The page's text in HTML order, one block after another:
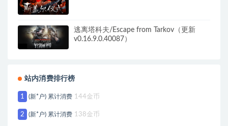
逃离塔科夫/Escape from Tarkov（更新
v0.16.9.0.40087）
站内消费排行榜
1 (新*户) 累计消费 144金币
2 (新*户) 累计消费 138金币